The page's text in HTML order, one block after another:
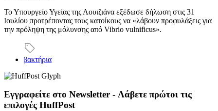
Το Υπουργείο Υγείας της Λουιζιάνα εξέδωσε δήλωση στις 31
Ιουλίου προτρέποντας τους κατοίκους να «λάβουν προφυλάξεις για
την πρόληψη της μόλυνσης από Vibrio vulnificus».
βακτήρια
Εγγραφείτε στο Newsletter - Λάβετε πρώτοι τις
επιλογές HuffPost